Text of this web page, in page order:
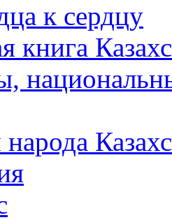
к сердцу
книга